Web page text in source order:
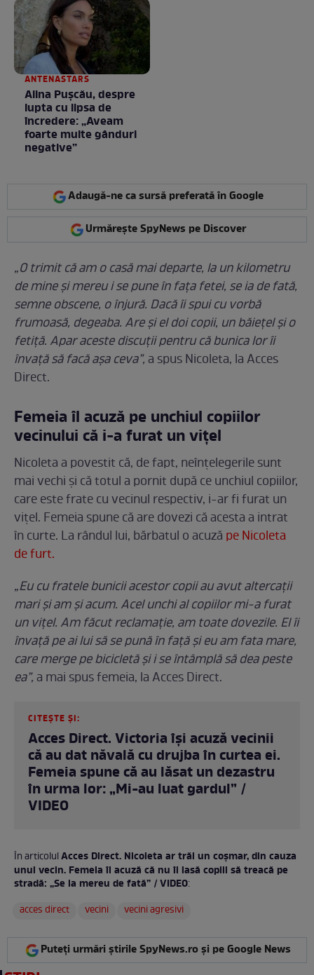
ANTENASTARS
Alina Pușcău, despre
lupta cu lipsa de
încredere: „Aveam
foarte multe gânduri
negative”
Adaugă-ne ca sursă preferată în Google
Urmărește SpyNews pe Discover
„O trimit că am o casă mai departe, la un kilometru
de mine și mereu i se pune în fața fetei, se ia de fată,
semne obscene, o înjură. Dacă îi spui cu vorbă
frumoasă, degeaba. Are și el doi copii, un băiețel și o
fetiță. Apar aceste discuții pentru că bunica lor îi
învață să facă așa ceva”,a spus Nicoleta, la Acces
Direct.
Femeia îl acuză pe unchiul copiilor
vecinului că i-a furat un vițel
Nicoleta a povestit că, de fapt, neînțelegerile sunt
mai vechi și că totul a pornit după ce unchiul copiilor,
care este frate cu vecinul respectiv, i-ar fi furat un
vițel. Femeia spune că are dovezi că acesta a intrat
în curte. La rândul lui, bărbatul o acuză pe Nicoleta
de furt.
„Eu cu fratele bunicii acestor copii au avut altercații
mari și am și acum. Acel unchi al copiilor mi-a furat
un vițel. Am făcut reclamație, am toate dovezile. El îi
învață pe ai lui să se pună în față și eu am fata mare,
care merge pe bicicletă și i se întâmplă să dea peste
ea”,a mai spus femeia, la Acces Direct.
CITEȘTE ȘI:
Acces Direct. Victoria își acuză vecinii
că au dat năvală cu drujba în curtea ei.
Femeia spune că au lăsat un dezastru
în urma lor: „Mi-au luat gardul” /
VIDEO
În articolulAcces Direct. Nicoleta ar trăi un coșmar, din cauza
unui vecin. Femeia îl acuză că nu îi lasă copiii să treacă pe
stradă: „Se ia mereu de fată” / VIDEO:
acces direct
vecini vecini agresivi
Puteți urmări știrile SpyNews.ro și pe Google News